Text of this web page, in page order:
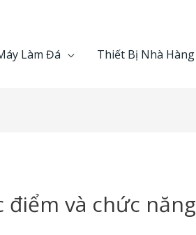
Làm Đá Thiết Bị Nhà Hàng
điểm và chức năng